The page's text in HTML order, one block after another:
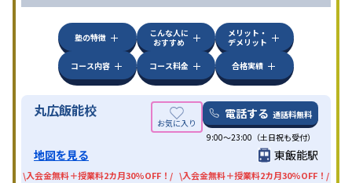
塾の特徴
こんな人に
おすすめ
メリット・
デメリット
コース内容
コース料金 合格実績
丸広飯能校 電話する 通話料無料
9:00～23:00（土日祝も受付）
地図を見る 東飯能駅
\入会金無料＋授業料2カ月30%OFF！/ \入会金無料＋授業料2カ月30%OFF！/